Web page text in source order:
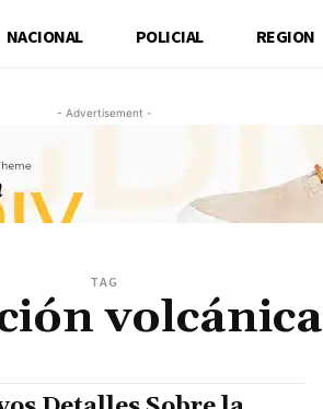
NACIONAL POLICIAL REGION
- Advertisement -
TAG
volcánica